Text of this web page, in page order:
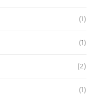
(1)
(1)
(2)
(1)